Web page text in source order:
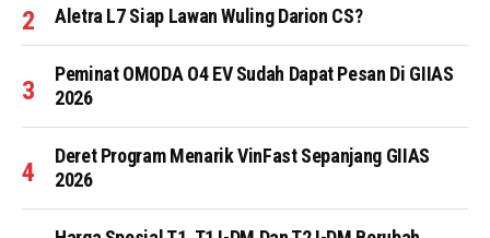
Aletra L7 Siap Lawan Wuling Darion CS?
Peminat OMODA O4 EV Sudah Dapat Pesan Di GIIAS
2026
Deret Program Menarik VinFast Sepanjang GIIAS
2026